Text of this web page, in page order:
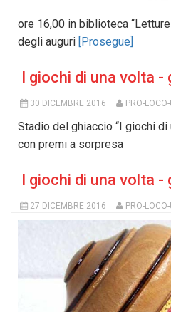
ore 16,00 in biblioteca
degli auguri [Prosegue]
I giochi di una volta -
30 DICEMBRE 2016 PRO-
Stadio del ghiaccio “I giochi di
con premi a sorpresa
I giochi di una volta
27 DICEMBRE 2016 PRO-